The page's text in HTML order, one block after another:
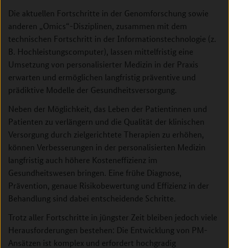
Die aktuellen Fortschritte in der Genomforschung sowie
anderen „Omics“-Disziplinen, zusammen mit dem
technischen Fortschritt in der Informationstechnologie (z.
B. Hochleistungscomputer), lassen mittelfristig eine
Umsetzung von personalisierter Medizin in der Praxis
erwarten und ermöglichen langfristig präventive und
prädiktive Modelle der Gesundheitsversorgung.
Neben der Möglichkeit, das Leben der Patientinnen und
Patienten zu verlängern und die Qualität der klinischen
Versorgung durch zielgerichtete Therapien zu erhöhen,
können Verbesserungen in der personalisierten Medizin
langfristig auch höhere Kosteneffizienz im
Gesundheitswesen bringen. Eine frühe Diagnose,
Prävention, genaue Risikobewertung und Effizienz in der
Behandlung sind dabei entscheidende Schritte.
Trotz aller Fortschritte in jüngster Zeit bleiben jedoch viele
Herausforderungen bestehen: Die Entwicklung von PM-
Ansätzen ist komplex und erfordert hochgradig